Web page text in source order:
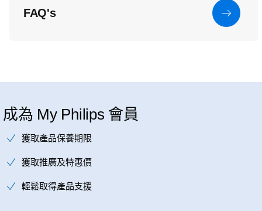
FAQ's
成為 My Philips 會員
獲取產品保養期限
獲取推廣及特惠價
輕鬆取得產品支援